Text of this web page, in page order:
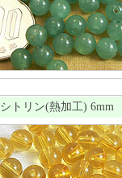
シトリン(熱加工) 6mm